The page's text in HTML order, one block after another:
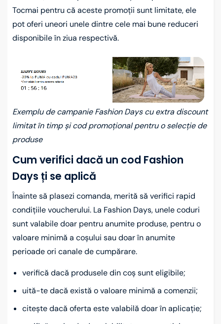
Tocmai pentru că aceste promoții sunt limitate, ele
pot oferi uneori unele dintre cele mai bune reduceri
disponibile în ziua respectivă.
Exemplu de campanie Fashion Days cu extra discount
limitat în timp și cod promoțional pentru o selecție de
produse
Cum verifici dacă un cod Fashion
Days ți se aplică
Înainte să plasezi comanda, merită să verifici rapid
condițiile voucherului. La Fashion Days, unele coduri
sunt valabile doar pentru anumite produse, pentru o
valoare minimă a coșului sau doar în anumite
perioade ori canale de cumpărare.
verifică dacă produsele din coș sunt eligibile;
uită-te dacă există o valoare minimă a comenzii;
citește dacă oferta este valabilă doar în aplicație;